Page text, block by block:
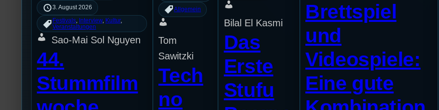
3. August 2026
Festivals Interview, Kultur
Veranstaltungen
Sao-Mai Sol Nguyen
44.
Stummfilm
Allgemein
Tom
Sawitzki
Tech
no
Bilal El Kasmi
Das
Erste
Stufu
Brettspiel
und
Videospiele:
Eine gute